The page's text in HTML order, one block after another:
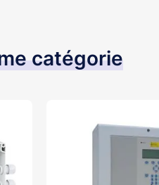
catégorie